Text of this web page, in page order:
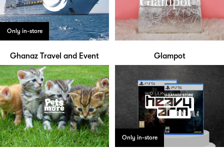
Only in-store
Ghanaz Travel and Event Glampot
Only in-store